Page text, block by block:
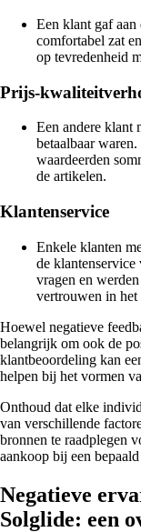
Een klant gaf aan
comfortabel zat
op tevredenheid
Prijs-
Een andere klant
betaalbaar
waardeerden
de artikelen.
Klantenservice
Enkele klanten
de klantenservice
vragen en
vertrouwen in
Hoewel negatieve
belangrijk om ook de
klantbeoordeling kan
helpen bij het vormen
Onthoud dat elke
van verschillende
bronnen te raadplegen
aankoop bij een
Negatieve
Solglide: een